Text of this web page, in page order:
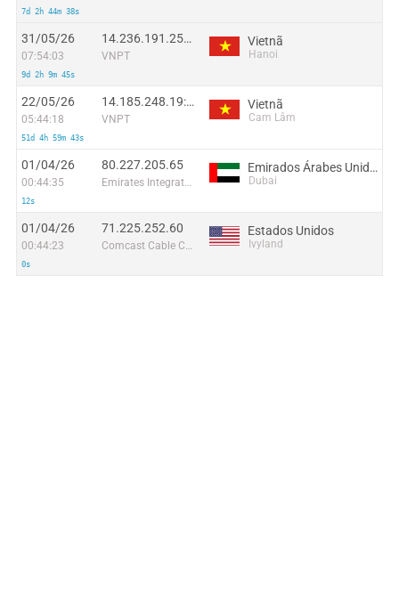
7d 2h 44m 38s
31/05/26
07:54:03
9d 2h 9m 45s
14.236.191.250:48969
VNPT
Vietnã
Hanoi
22/05/26
05:44:18
51d 4h 59m 43s
14.185.248.19:55701
VNPT
Vietnã
Cam Lâm
01/04/26
00:44:35
12s
80.227.205.65
Emirates Integrated Telecommunications Company PJSC
Emirados Árabes Unidos
Dubai
01/04/26
00:44:23
0s
71.225.252.60
Comcast Cable Communications, LLC
Estados Unidos
Ivyland